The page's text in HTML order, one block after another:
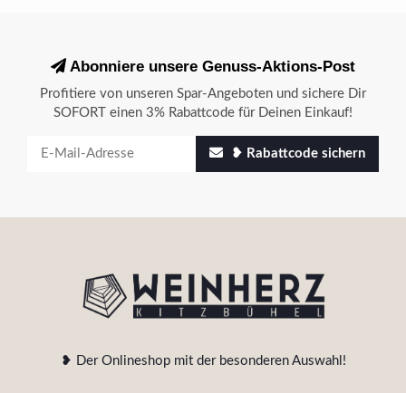
Abonniere unsere Genuss-Aktions-Post
Profitiere von unseren Spar-Angeboten und sichere Dir
SOFORT einen 3% Rabattcode für Deinen Einkauf!
❥ Rabattcode sichern
❥ Der Onlineshop mit der besonderen Auswahl!